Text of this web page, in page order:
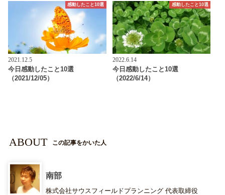
感動したこと10選
2021.12.5
今日感動したこと10選
（2021/12/05）
感動したこと10選
2022.6.14
今日感動したこと10選
（2022/6/14）
ABOUT この記事をかいた人
南部
株式会社サウスフィールドプランニング 代表取締役